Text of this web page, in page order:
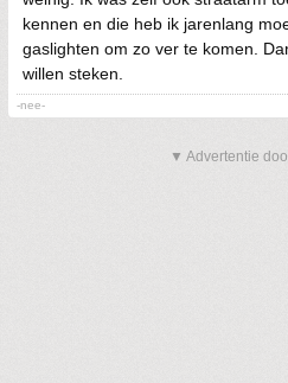
kennen en die heb ik jarenlang
gaslighten om zo ver te komen.
willen steken.
-nee-
▼ Advertentie